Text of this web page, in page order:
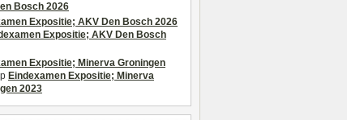
Bosch 2026
Expositie; AKV Den Bosch 2026
Expositie; AKV Den Bosch
Expositie; Minerva Groningen
Eindexamen Expositie; Minerva
2023